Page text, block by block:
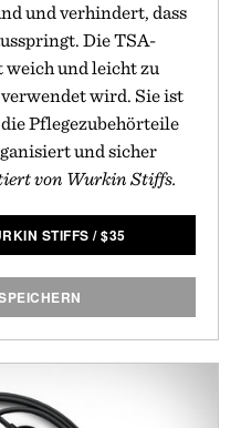
und verhindert, dass
Die TSA-
weich und leicht zu
wird. Sie ist
Pflegezubehörteile
und sicher
von Wurkin Stiffs.
STIFFS /$35